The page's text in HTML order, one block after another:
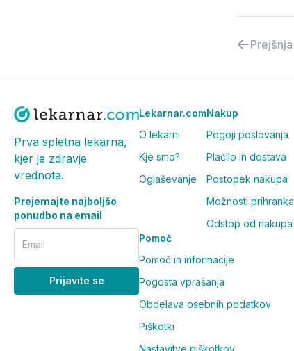
Prejšnja
Prva spletna lekarna,
kjer je zdravje
vrednota.
Prejemajte najboljšo
ponudbo na email
Email
Prijavite se
Lekarnar.com
O lekarni
Kje smo?
Oglaševanje
Nakup
Pogoji poslovanja
Plačilo in dostava
Postopek nakupa
Možnosti prihranka
Odstop od nakupa
Pomoč
Pomoč in informacije
Pogosta vprašanja
Obdelava osebnih podatkov
Piškotki
Nastavitve piškotkov